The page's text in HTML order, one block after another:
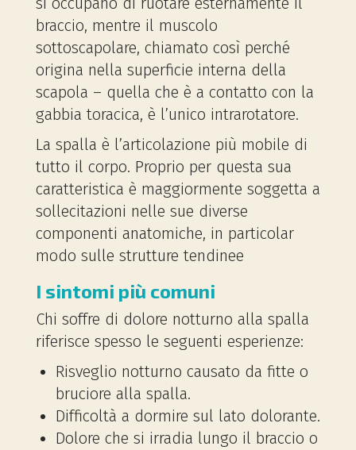
braccio, mentre il muscolo
sottoscapolare, chiamato così perché
origina nella superficie interna della
scapola – quella che è a contatto con la
gabbia toracica, è l’unico intrarotatore.
La spalla è l’articolazione più mobile di
tutto il corpo. Proprio per questa sua
caratteristica è maggiormente soggetta a
sollecitazioni nelle sue diverse
componenti anatomiche, in particolar
modo sulle strutture tendinee
I sintomi più comuni
Chi soffre di dolore notturno alla spalla
riferisce spesso le seguenti esperienze:
Risveglio notturno causato da fitte o
bruciore alla spalla.
Difficoltà a dormire sul lato dolorante.
Dolore che si irradia lungo il braccio o